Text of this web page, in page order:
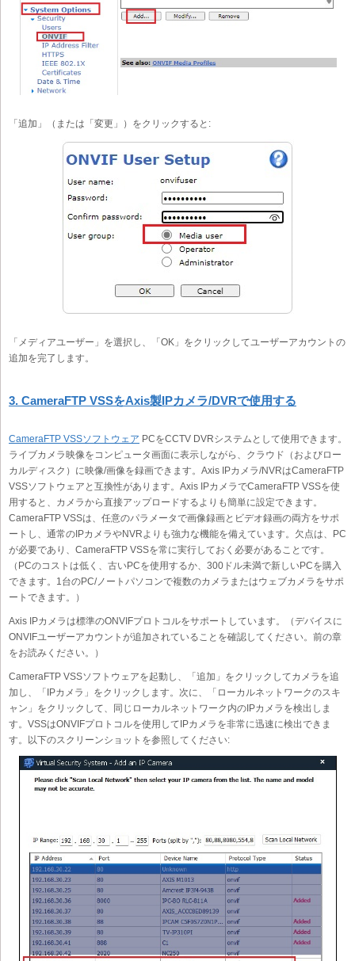
「追加」（または「変更」）をクリックすると:
「メディアユーザー」を選択し、「OK」をクリックしてユーザーアカウントの
追加を完了します。
3. CameraFTP VSSをAxis製IPカメラ/DVRで使用する
CameraFTP VSSソフトウェア PCをCCTV DVRシステムとして使用できます。
ライブカメラ映像をコンピュータ画面に表示しながら、クラウド（およびロー
カルディスク）に映像/画像を録画できます。Axis IPカメラ/NVRはCameraFTP
VSSソフトウェアと互換性があります。Axis IPカメラでCameraFTP VSSを使
用すると、カメラから直接アップロードするよりも簡単に設定できます。
CameraFTP VSSは、任意のパラメータで画像録画とビデオ録画の両方をサポ
ートし、通常のIPカメラやNVRよりも強力な機能を備えています。欠点は、PC
が必要であり、CameraFTP VSSを常に実行しておく必要があることです。
（PCのコストは低く、古いPCを使用するか、300ドル未満で新しいPCを購入
できます。1台のPC/ノートパソコンで複数のカメラまたはウェブカメラをサポ
ートできます。）
Axis IPカメラは標準のONVIFプロトコルをサポートしています。（デバイスに
ONVIFユーザーアカウントが追加されていることを確認してください。前の章
をお読みください。）
CameraFTP VSSソフトウェアを起動し、「追加」をクリックしてカメラを追
加し、「IPカメラ」をクリックします。次に、「ローカルネットワークのスキ
ャン」をクリックして、同じローカルネットワーク内のIPカメラを検出しま
す。VSSはONVIFプロトコルを使用してIPカメラを非常に迅速に検出できま
す。以下のスクリーンショットを参照してください: